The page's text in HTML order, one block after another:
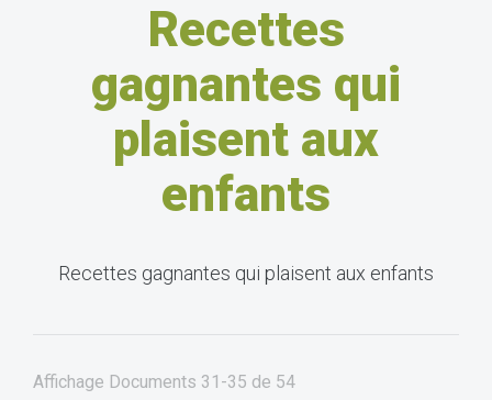
Recettes
gagnantes qui
plaisent aux
enfants
Recettes gagnantes qui plaisent aux enfants
Affichage Documents 31-35 de 54